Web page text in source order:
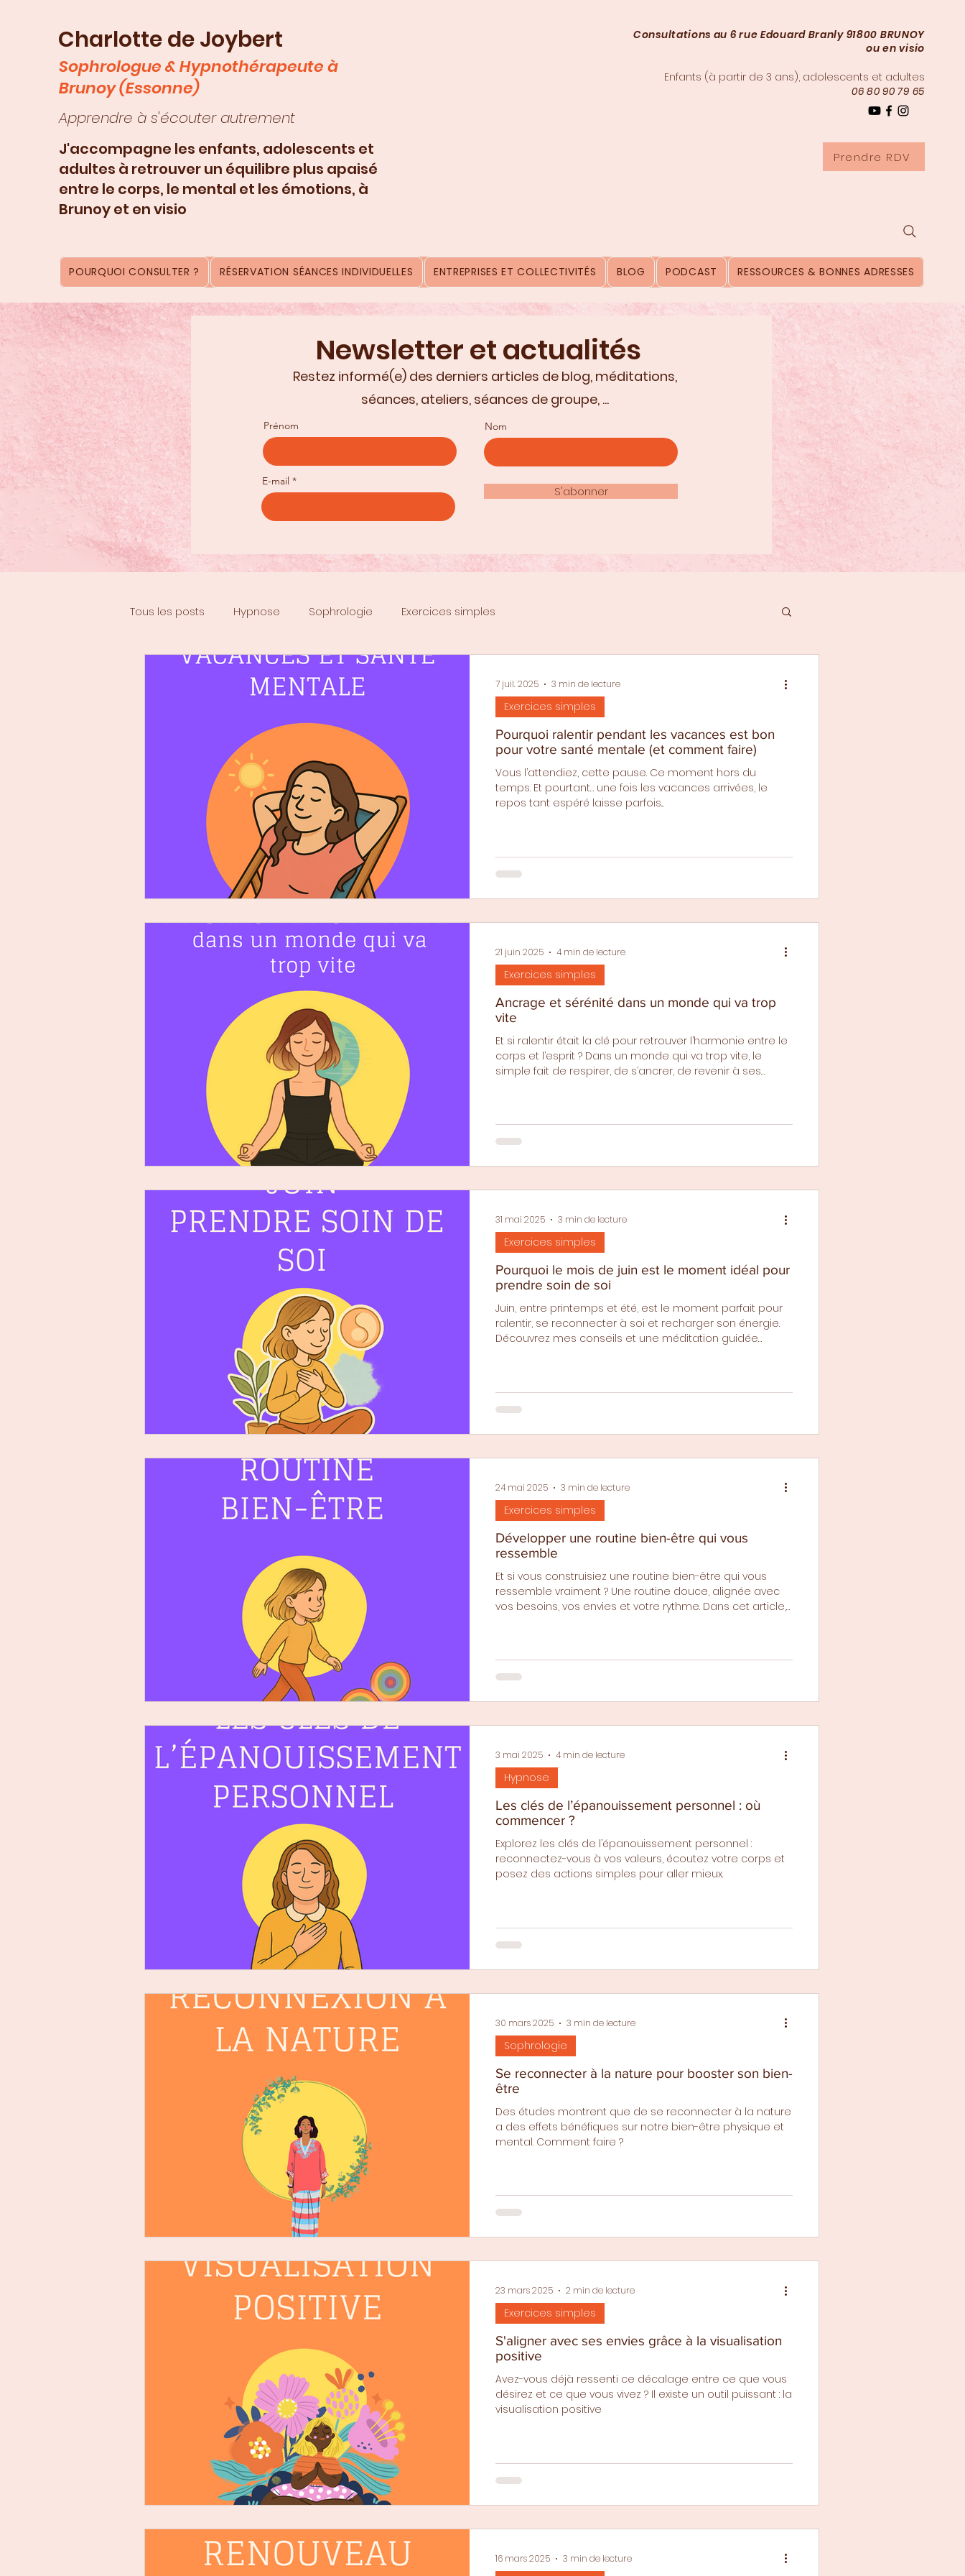
Charlotte de Joybert
Sophrologue & Hypnothérapeute à
Brunoy (Essonne)
Apprendre à s'écouter autrement
J'accompagne les enfants, adolescents et
adultes à retrouver un équilibre plus apaisé
entre le corps, le mental et les émotions, à
Brunoy et en visio
Consultations au 6 rue Edouard Branly 91800 BRUNOY
ou en visio
Enfants (à partir de 3 ans), adolescents et adultes
06 80 90 79 65
Prendre RDV
POURQUOI CONSULTER ? RÉSERVATION SÉANCES INDIVIDUELLES ENTREPRISES ET COLLECTIVITÉS BLOG PODCAST RESSOURCES & BONNES ADRESSES
Newsletter et actualités
Restez informé(e) des derniers articles de blog, méditations,
séances, ateliers, séances de groupe, ...
Prénom
E-mail
Nom
S'abonner
Tous les posts Hypnose Sophrologie Exercices simples
Pourquoi ralentir pendant les vacances est bon
pour votre santé mentale (et comment faire)
Vous l’attendiez, cette pause. Ce moment hors du
temps. Et pourtant… une fois les vacances arrivées, le
repos tant espéré laisse parfois...
Exercices simples
7 juil. 2025 3 min de lecture
Ancrage et sérénité dans un monde qui va trop
vite
Et si ralentir était la clé pour retrouver l’harmonie entre le
corps et l’esprit ? Dans un monde qui va trop vite, le
simple fait de respirer, de s’ancrer, de revenir à ses
sans attendre.
Exercices simples
21 juin 2025 4 min de lecture
Pourquoi le mois de juin est le moment idéal pour
prendre soin de soi
Juin, entre printemps et été, est le moment parfait pour
ralentir, se reconnecter à soi et recharger son énergie.
Découvrez mes conseils et une méditation guidée
Exercices simples
31 mai 2025 3 min de lecture
Développer une routine bien-être qui vous
ressemble
Et si vous construisiez une routine bien-être qui vous
ressemble vraiment ? Une routine douce, alignée avec
vos besoins, vos envies et votre rythme. Dans cet article,
Exercices simples
24 mai 2025 3 min de lecture
Les clés de l’épanouissement personnel : où
commencer ?
Explorez les clés de l’épanouissement personnel :
reconnectez-vous à vos valeurs, écoutez votre corps et
posez des actions simples pour aller mieux.
Hypnose
3 mai 2025 4 min de lecture
Se reconnecter à la nature pour booster son bien-
être
Des études montrent que de se reconnecter à la nature
a des effets bénéfiques sur notre bien-être physique et
mental. Comment faire ?
Sophrologie
30 mars 2025 3 min de lecture
S'aligner avec ses envies grâce à la visualisation
positive
Avez-vous déjà ressenti ce décalage entre ce que vous
désirez et ce que vous vivez ? Il existe un outil puissant : la
visualisation positive
Exercices simples
23 mars 2025 2 min de lecture
16 mars 2025 3 min de lecture